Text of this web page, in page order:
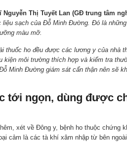
Nguyễn Thị Tuyết Lan (GĐ trung tâm
sạch của Đỗ Minh Đường. Đó là
màu mỡ.
thuốc ho đều được các lương y của nhà
kiện môi trường thích hợp và kiểm tra
Minh Đường giám sát cẩn thận nên sẽ
tới ngọn, dùng được
xét về Đông y, bệnh ho thuộc chứng
cảm là các tà khí xâm nhập từ bên